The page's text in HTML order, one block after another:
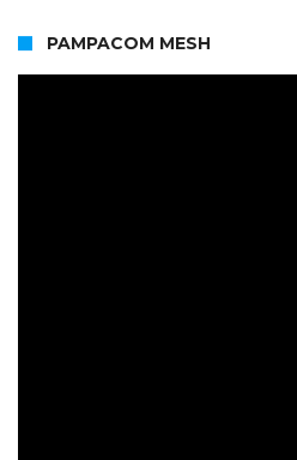
PAMPACOM MESH